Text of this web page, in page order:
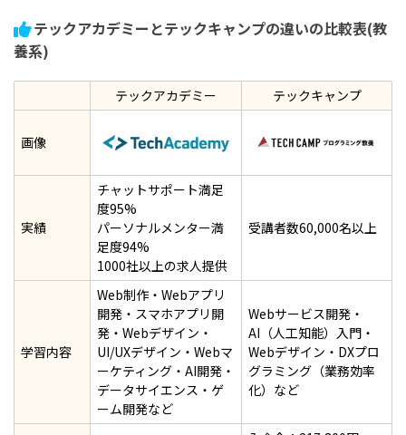
テックアカデミーとテックキャンプの違いの比較表(教
養系)
テックアカデミー テックキャンプ
画像
実績
チャットサポート満足
度95%
パーソナルメンター満
足度94%
1000社以上の求人提供
受講者数60,000名以上
学習内容
Web制作・Webアプリ
開発・スマホアプリ開
発・Webデザイン・
UI/UXデザイン・Webマ
ーケティング・AI開発・
データサイエンス・ゲ
ーム開発など
Webサービス開発・
AI（人工知能）入門・
Webデザイン・DXプロ
グラミング（業務効率
化）など